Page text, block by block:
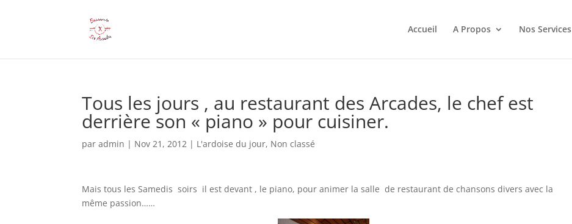
Accueil A Propos Nos Services
Tous les jours , au restaurant des Arcades, le chef est
derrière son « piano » pour cuisiner.
paradmin | Nov 21, 2012 | L'ardoise du jour, Non classé
Mais tous les Samedis soirs il est devant , le piano, pour animer la salle de restaurant de chansons divers avec la
même passion……